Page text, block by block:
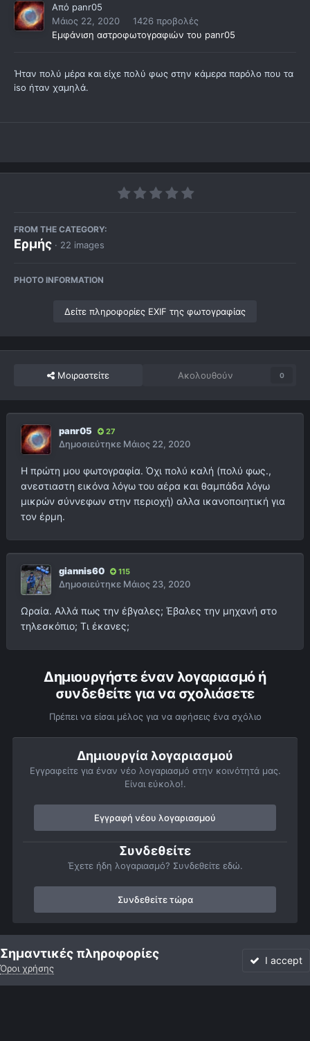
Από panr05
Μάιος 22, 2020
1426 προβολές
Εμφάνιση αστροφωτογραφιών του panr05
Ήταν πολύ μέρα και είχε πολύ φως στην κάμερα παρόλο που τα
iso ήταν χαμηλά.
FROM THE CATEGORY:
Ερμής · 22 images
PHOTO INFORMATION
Δείτε πληροφορίες EXIF της φωτογραφίας
Μοιραστείτε Ακολουθούν 0
panr05 27
Δημοσιεύτηκε Μάιος 22, 2020
Η πρώτη μου φωτογραφία. Όχι πολύ καλή (πολύ φως.,
ανεστιαστη εικόνα λόγω του αέρα και θαμπάδα λόγω
μικρών σύννεφων στην περιοχή) αλλα ικανοποιητική για
τον έρμη.
giannis60 115
Δημοσιεύτηκε Μάιος 23, 2020
Ωραία. Αλλά πως την έβγαλες; Έβαλες την μηχανή στο
τηλεσκόπιο; Τι έκανες;
Δημιουργήστε έναν λογαριασμό ή
συνδεθείτε για να σχολιάσετε
Πρέπει να είσαι μέλος για να αφήσεις ένα σχόλιο
Δημιουργία λογαριασμού
Εγγραφείτε για έναν νέο λογαριασμό στην κοινότητά μας.
Είναι εύκολο!.
Εγγραφή νέου λογαριασμού
Συνδεθείτε
Έχετε ήδη λογαριασμό? Συνδεθείτε εδώ.
Συνδεθείτε τώρα
Αρχή Αστροφωτογραφίες Πλανήτες
Σημαντικές πληροφορίες
Όροι χρήσης
I accept
Forum